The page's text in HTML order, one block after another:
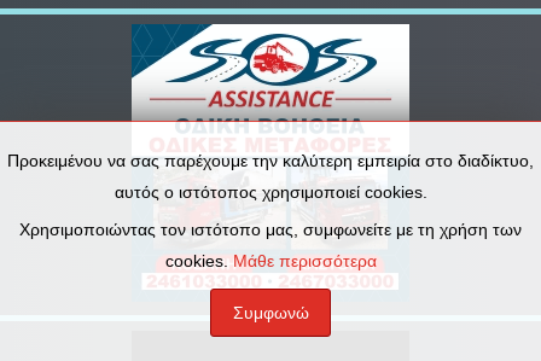
Προκειμένου να σας παρέχουμε την καλύτερη εμπειρία στο διαδίκτυο,
αυτός ο ιστότοπος χρησιμοποιεί cookies.
Χρησιμοποιώντας τον ιστότοπο μας, συμφωνείτε με τη χρήση των
cookies. Μάθε περισσότερα
Συμφωνώ